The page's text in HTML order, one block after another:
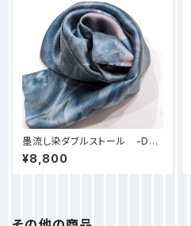
墨流し染ダブルストール -D35
青緑色 風圧模様
¥8,800